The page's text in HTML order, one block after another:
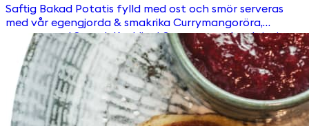
Saftig Bakad Potatis fylld med ost och smör serveras
med vår egengjorda & smakrika Currymangoröra,
toppat med Svensk Kyckling! Serveras med en krispig
sallad.